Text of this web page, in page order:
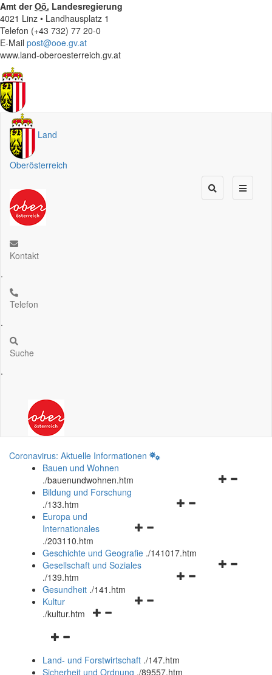
Amt derOö. Landesregierung
4021 Linz • Landhausplatz 1
Telefon (+43 732) 77 20-0
E-Mail post@ooe.gv.at
www.land-oberoesterreich.gv.at
Land
Oberösterreich
Kontakt
.
Telefon
.
Suche
.
Coronavirus: Aktuelle Informationen
Bauen und Wohnen
./bauenundwohnen.htm
Navigationsmenü
Bildung und Forschung
./133.htm
Navigationsmenü
und
schließen
Europa und
Internationales
./203110.htm
Geschichte und Geografie ./141017.htm
Navigationsmenü
Gesellschaft und Soziales
./139.htm
Navigationsmenü
Gesundheit ./141.htm
Navigationsmenü
Kultur
./kultur.htm
Navigationsmenü
und
schließen
Land- und Forstwirtschaft ./147.htm
Sicherheit und Ordnung ./89557.htm